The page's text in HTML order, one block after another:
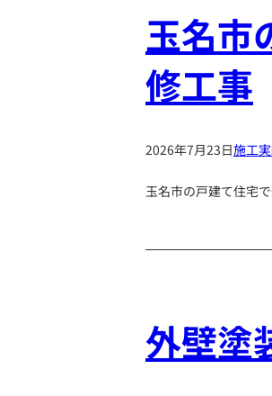
玉名市
修工事
2026年7月23日施工
玉名市の戸建て住宅
外壁塗